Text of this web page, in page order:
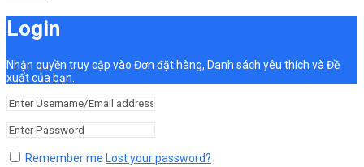
Login
Nhận quyền truy cập vào Đơn đặt hàng, Danh sách yêu thích và Đề
xuất của bạn.
Remember me Lost your password?